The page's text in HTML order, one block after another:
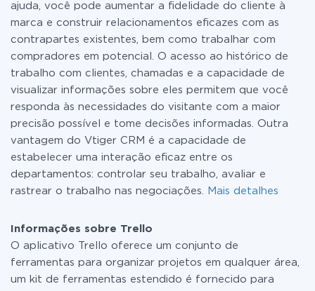
ajuda, você pode aumentar a fidelidade do cliente à
marca e construir relacionamentos eficazes com as
contrapartes existentes, bem como trabalhar com
compradores em potencial. O acesso ao histórico de
trabalho com clientes, chamadas e a capacidade de
visualizar informações sobre eles permitem que você
responda às necessidades do visitante com a maior
precisão possível e tome decisões informadas. Outra
vantagem do Vtiger CRM é a capacidade de
estabelecer uma interação eficaz entre os
departamentos: controlar seu trabalho, avaliar e
rastrear o trabalho nas negociações.
Mais detalhes
Informações sobre Trello
O aplicativo Trello oferece um conjunto de
ferramentas para organizar projetos em qualquer área,
um kit de ferramentas estendido é fornecido para